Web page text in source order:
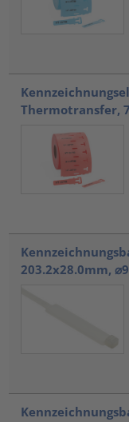
Thermotransfer,
203.2x28.0mm,